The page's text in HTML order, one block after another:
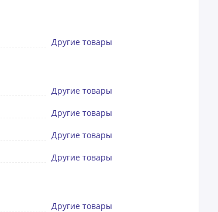
Другие товары
Другие товары
Другие товары
Другие товары
Другие товары
Другие товары